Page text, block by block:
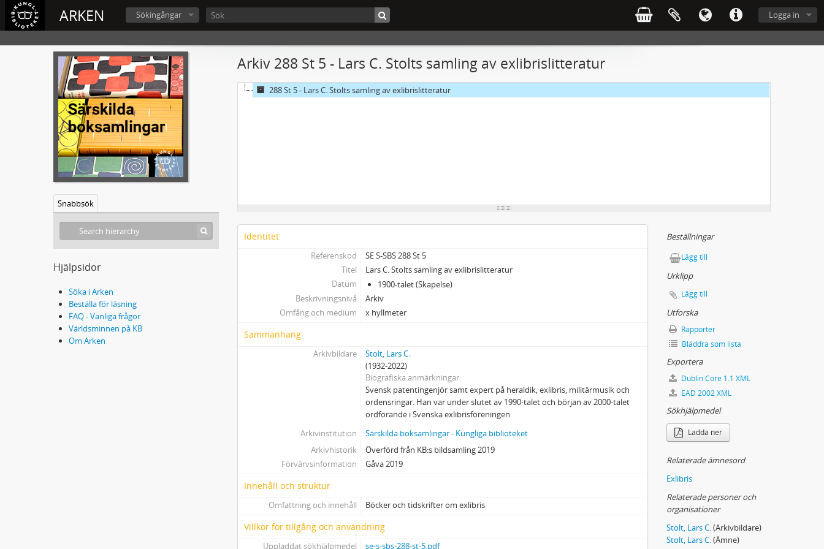
ARKEN Logga in
Sökingångar
Snabbsök
Hjälpsidor
Söka i Arken
Beställa för läsning
FAQ - Vanliga frågor
Världsminnen på KB
Om Arken
Arkiv 288 St 5 - Lars C. Stolts samling av exlibrislitteratur
288 St 5 - Lars C. Stolts samling av exlibrislitteratur
Identitet
Referenskod
SE S-SBS 288 St 5
Titel
Lars C. Stolts samling av exlibrislitteratur
Datum
1900-talet (Skapelse)
Beskrivningsnivå
Arkiv
Omfång och medium
x hyllmeter
Sammanhang
Arkivbildare
Stolt, Lars C.
(1932-2022)
Biografiska anmärkningar
Svensk patentingenjör samt expert på heraldik, exlibris, militärmusik och
ordensringar. Han var under slutet av 1990-talet och början av 2000-talet
ordförande i Svenska exlibrisföreningen
Arkivinstitution
Särskilda boksamlingar - Kungliga biblioteket
Arkivhistorik
Överförd från KB:s bildsamling 2019
Förvärvsinformation
Gåva 2019
Innehåll och struktur
Omfattning och innehåll Böcker och tidskrifter om exlibris
Villkor för tillgång och användning
Uppladdat sökhjälpmedel se-s-sbs-288-st-5.pdf
Beställningar
Lägg till
Urklipp
Lägg till
Utforska
Rapporter
Bläddra som lista
Exportera
Dublin Core 1.1 XML
EAD 2002 XML
Sökhjälpmedel
Ladda ner
Relaterade ämnesord
Exlibris
Relaterade personer och
organisationer
Stolt, Lars C.(Arkivbildare)
Stolt, Lars C.(Ämne)